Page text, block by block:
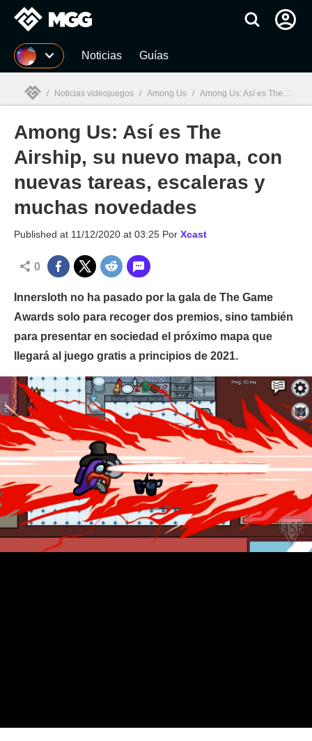
MGG Noticias Guías
MGG
/ Noticias videojuegos / Among Us / Among Us: Así es The Airship, su nuevo mapa, con nuevas tareas, escaleras y muchas novedades
Among Us: Así es The
Airship, su nuevo mapa, con
nuevas tareas, escaleras y
muchas novedades
Published at 11/12/2020 at 03:25 Por Xcast
0
Innersloth no ha pasado por la gala de The Game
Awards solo para recoger dos premios, sino también
para presentar en sociedad el próximo mapa que
llegará al juego gratis a principios de 2021.